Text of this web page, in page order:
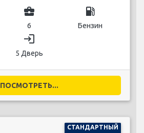
business_center
6
local_gas_station
Бензин
login
5 Дверь
ПОСМОТРЕТЬ...
СТАНДАРТНЫЙ